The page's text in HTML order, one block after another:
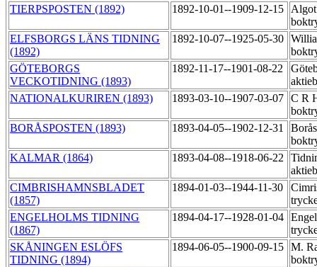
TIERPSPOSTEN (1892)
1892-10-01--1909-12-15
ELFSBORGS LÄNS TIDNING
(1892)
1892-10-07--1925-05-30
GÖTEBORGS
VECKOTIDNING (1893)
1892-11-17--1901-08-22
NATIONALKURIREN (1893)
1893-03-10--1907-03-07 C R
BORÅSPOSTEN (1893)
1893-04-05--1902-12-31
KALMAR (1864)
1893-04-08--1918-06-22
CIMBRISHAMNSBLADET
(1857)
1894-01-03--1944-11-30
ENGELHOLMS TIDNING
(1867)
1894-04-17--1928-01-04
SKÅNINGEN ESLÖFS
TIDNING (1894)
1894-06-05--1900-09-15 M.